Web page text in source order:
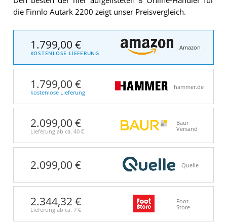
die Finnlo Autark 2200 zeigt unser Preisvergleich.
1.799,00 €
KOSTENLOSE LIEFERUNG
Amazon
1.799,00 €
kostenlose Lieferung
hammer.de
2.099,00 €
Lieferung ab ca. 40 €
Baur
Versand
2.099,00 € Quelle
2.344,32 €
Lieferung ab ca. 7 €
Foot-
Store